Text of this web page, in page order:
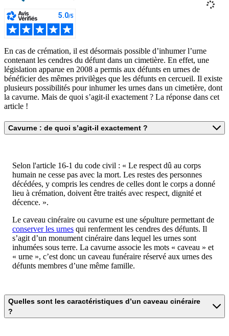
En cas de crémation, il est désormais possible d’inhumer l’urne
contenant les cendres du défunt dans un cimetière. En effet, une
législation apparue en 2008 a permis aux défunts en urnes de
bénéficier des mêmes privilèges que les défunts en cercueil. Il existe
plusieurs possibilités pour inhumer les urnes dans un cimetière, dont
la cavurne. Mais de quoi s’agit-il exactement ? La réponse dans cet
article !
Cavurne : de quoi s’agit-il exactement ?
Selon l'article 16-1 du code civil : « Le respect dû au corps
humain ne cesse pas avec la mort. Les restes des personnes
décédées, y compris les cendres de celles dont le corps a donné
lieu à crémation, doivent être traités avec respect, dignité et
décence. ».
Le caveau cinéraire ou cavurne est une sépulture permettant de
conserver les urnes qui renferment les cendres des défunts. Il
s’agit d’un monument cinéraire dans lequel les urnes sont
inhumées sous terre. La cavurne associe les mots « caveau » et
« urne », c’est donc un caveau funéraire réservé aux urnes des
défunts membres d’une même famille.
Quelles sont les caractéristiques d’un caveau cinéraire
?